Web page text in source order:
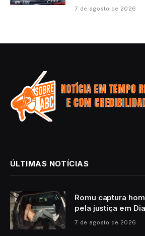
7 de agosto de 2026
ÚLTIMAS NOTÍCIAS
Romu captura
pela justiça em
7 de agosto de 2026